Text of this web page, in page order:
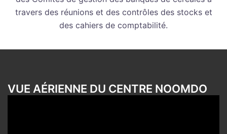
travers des réunions et des contrôles des stocks et
des cahiers de comptabilité.
VUE AÉRIENNE DU CENTRE NOOMDO